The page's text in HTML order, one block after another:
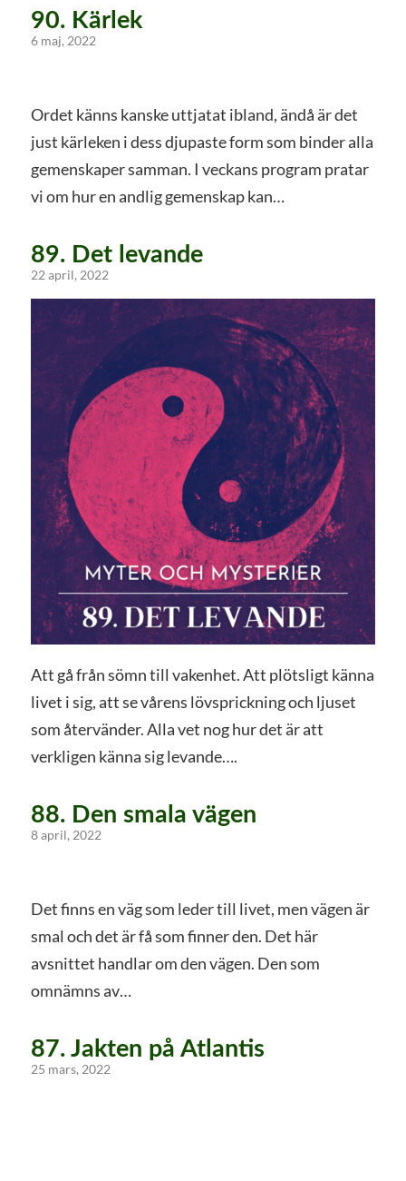
90. Kärlek
6 maj, 2022
Ordet känns kanske uttjatat ibland, ändå är det
just kärleken i dess djupaste form som binder alla
gemenskaper samman. I veckans program pratar
vi om hur en andlig gemenskap kan…
89. Det levande
22 april, 2022
Att gå från sömn till vakenhet. Att plötsligt känna
livet i sig, att se vårens lövsprickning och ljuset
som återvänder. Alla vet nog hur det är att
verkligen känna sig levande….
88. Den smala vägen
8 april, 2022
Det finns en väg som leder till livet, men vägen är
smal och det är få som finner den. Det här
avsnittet handlar om den vägen. Den som
omnämns av…
87. Jakten på Atlantis
25 mars, 2022